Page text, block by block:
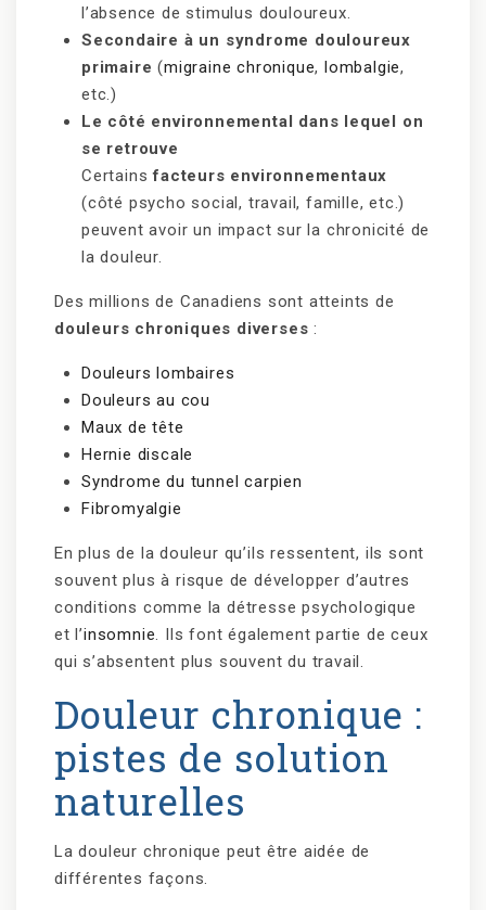
l’absence de stimulus douloureux.
Secondaire à un syndrome douloureux
primaire (migraine chronique, lombalgie,
etc.)
Le côté environnemental dans lequel on
se retrouve
Certainsfacteurs environnementaux
(côté psycho social, travail, famille, etc.)
peuvent avoir un impact sur la chronicité de
la douleur.
Des millions de Canadiens sont atteints de
douleurs chroniques diverses :
Douleurs lombaires
Douleurs au cou
Maux de tête
Hernie discale
Syndrome du tunnel carpien
Fibromyalgie
En plus de la douleur qu’ils ressentent, ils sont
souvent plus à risque de développer d’autres
conditions comme la détresse psychologique
et l’insomnie. Ils font également partie de ceux
qui s’absentent plus souvent du travail.
Douleur chronique :
pistes de solution
naturelles
La douleur chronique peut être aidée de
différentes façons.